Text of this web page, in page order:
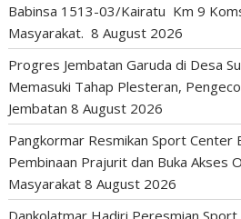
Babinsa 1513-03/Kairatu Km 9
Masyarakat. 8 August 2026
Progres Jembatan Garuda di Desa
Memasuki Tahap Plesteran,
Jembatan 8 August 2026
Pangkormar Resmikan Sport Center
Pembinaan Prajurit dan Buka Akses
Masyarakat 8 August 2026
Dankolatmar Hadiri Peresmian